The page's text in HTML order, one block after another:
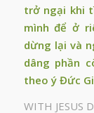
trở ngại khi
mình để ở
dừng lại và
dâng phần
theo ý Đức
WITH JESUS